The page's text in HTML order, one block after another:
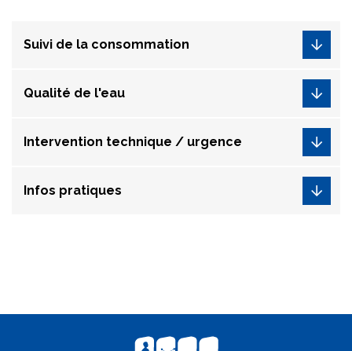
Suivi de la consommation
Qualité de l'eau
Intervention technique / urgence
Infos pratiques